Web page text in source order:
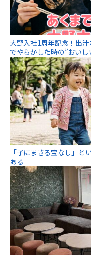
大野入社1周年記念！出
でやらかした時の”おいし
「子にまさる宝なし」
ある